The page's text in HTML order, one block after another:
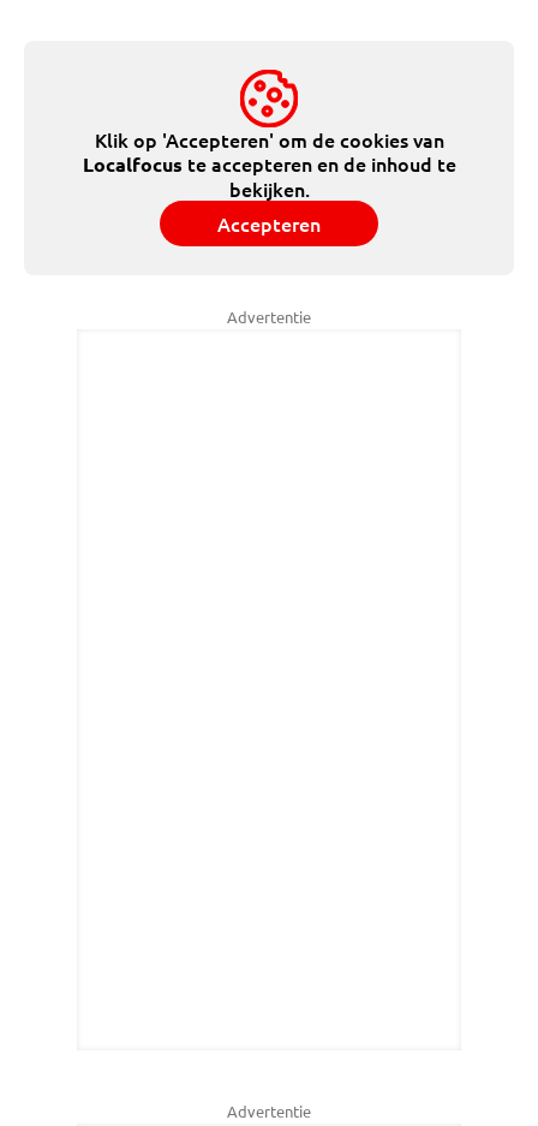
Klik op 'Accepteren' om de cookies van
Localfocus te accepteren en de inhoud te
bekijken.
Accepteren
Advertentie
Advertentie